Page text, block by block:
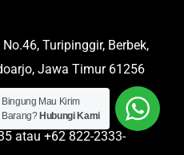
Turipinggir, Berbek,
Jawa Timur 61256
atau +62 822-2333-
Bingung Mau Kirim
Barang? Hubungi Kami